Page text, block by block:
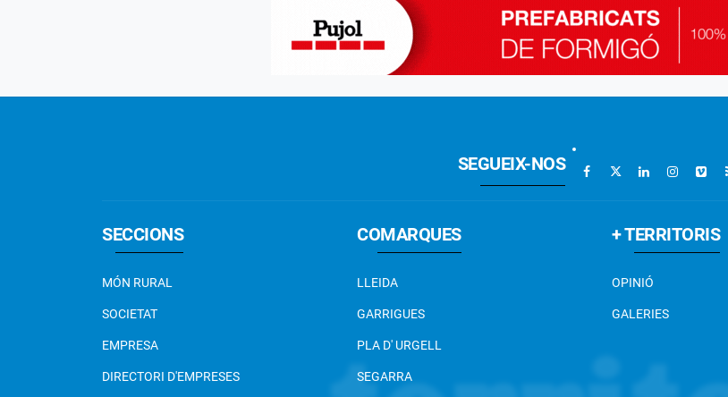
SEGUEIX-NOS
SECCIONS
MÓN RURAL
SOCIETAT
EMPRESA
DIRECTORI D'EMPRESES
COMARQUES
LLEIDA
GARRIGUES
PLA D' URGELL
SEGARRA
+ TERRITORIS
OPINIÓ
GALERIES